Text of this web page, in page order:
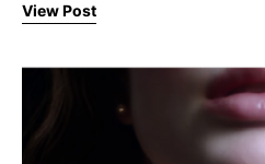
View Post